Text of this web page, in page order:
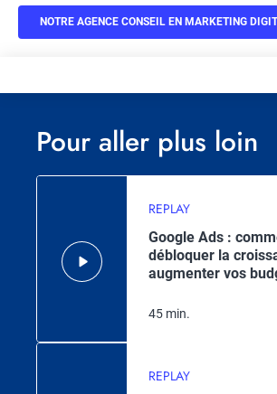
NOTRE AGENCE CONSEIL EN MARKETING
Pour aller plus loin
REPLAY
Google Ads :
débloquer la
augmenter vos
45 min.
REPLAY